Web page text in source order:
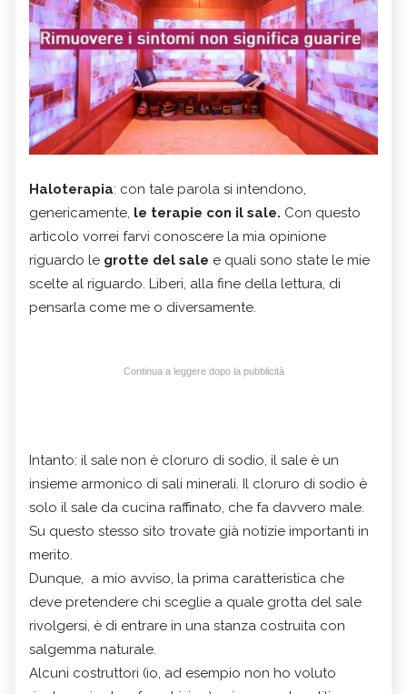
Haloterapia: con tale parola si intendono,
genericamente, le terapie con il sale. Con questo
articolo vorrei farvi conoscere la mia opinione
riguardo le grotte del sale e quali sono state le mie
scelte al riguardo. Liberi, alla fine della lettura, di
pensarla come me o diversamente.
Continua a leggere dopo la pubblicità
Intanto: il sale non è cloruro di sodio, il sale è un
insieme armonico di sali minerali. Il cloruro di sodio è
solo il sale da cucina raffinato, che fa davvero male.
Su questo stesso sito trovate già notizie importanti in
merito.
Dunque, a mio avviso, la prima caratteristica che
deve pretendere chi sceglie a quale grotta del sale
rivolgersi, è di entrare in una stanza costruita con
salgemma naturale.
Alcuni costruttori (io, ad esempio non ho voluto